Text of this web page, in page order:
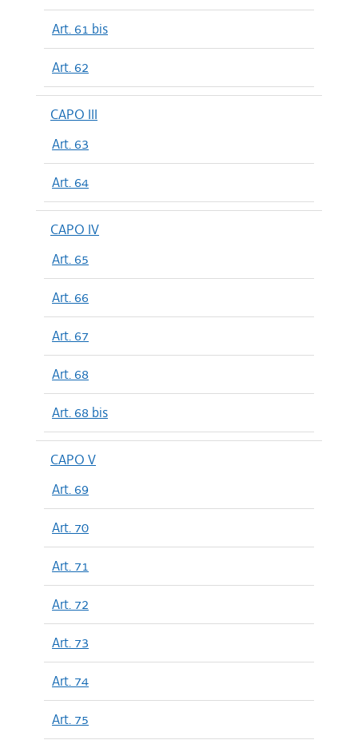
Art. 61 bis
Art. 62
CAPO III
Art. 63
Art. 64
CAPO IV
Art. 65
Art. 66
Art. 67
Art. 68
Art. 68 bis
CAPO V
Art. 69
Art. 70
Art. 71
Art. 72
Art. 73
Art. 74
Art. 75